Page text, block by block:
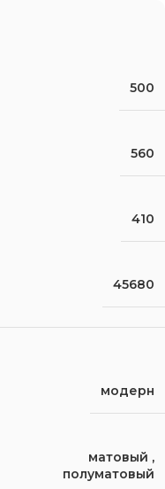
500
560
410
45680
модерн
матовый ,
полуматовый